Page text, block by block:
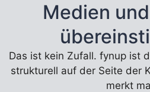
Medien
Das ist kein Zufall. fynup ist
strukturell auf der Seite der
merkt